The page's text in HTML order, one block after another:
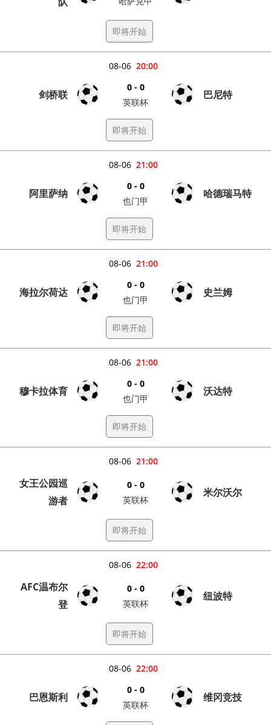
即将开始
20:00
08-06
剑桥联
0 - 0
英联杯
巴尼特
即将开始
21:00
08-06
阿里萨纳
0 - 0
也门甲
哈德瑞马特
即将开始
21:00
08-06
海拉尔荷达
0 - 0
也门甲
史兰姆
即将开始
21:00
08-06
穆卡拉体育
0 - 0
也门甲
沃达特
即将开始
21:00
08-06
女王公园巡
游者
0 - 0
英联杯
米尔沃尔
即将开始
22:00
08-06
AFC温布尔
登
0 - 0
英联杯
纽波特
即将开始
22:00
08-06
巴恩斯利
0 - 0
英联杯
维冈竞技